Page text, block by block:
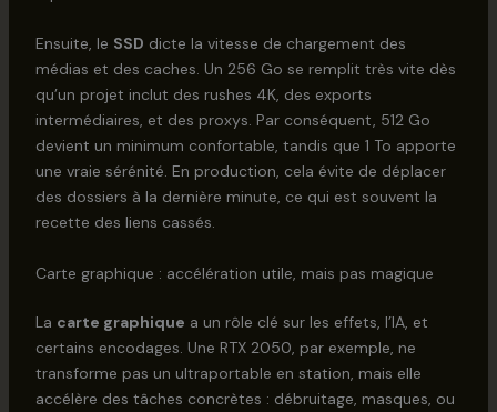
Ensuite, le SSD dicte la vitesse de chargement des
médias et des caches. Un 256 Go se remplit très vite dès
qu’un projet inclut des rushes 4K, des exports
intermédiaires, et des proxys. Par conséquent, 512 Go
devient un minimum confortable, tandis que 1 To apporte
une vraie sérénité. En production, cela évite de déplacer
des dossiers à la dernière minute, ce qui est souvent la
recette des liens cassés.
Carte graphique : accélération utile, mais pas magique
La carte graphique a un rôle clé sur les effets, l’IA, et
certains encodages. Une RTX 2050, par exemple, ne
transforme pas un ultraportable en station, mais elle
accélère des tâches concrètes : débruitage, masques, ou